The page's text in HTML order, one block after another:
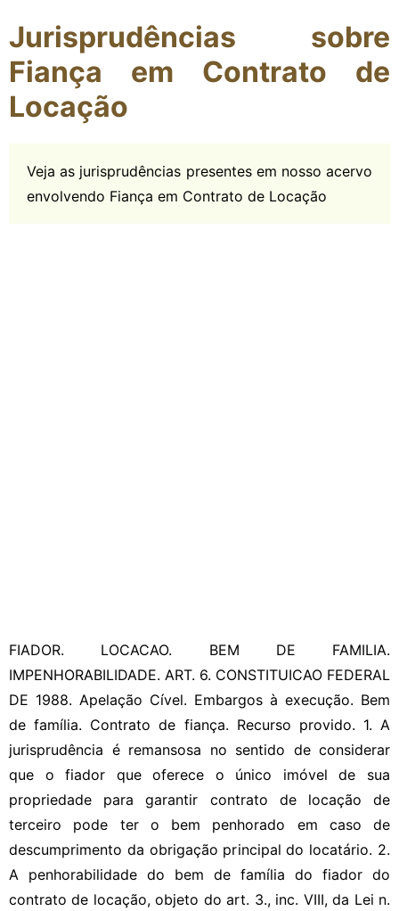
Jurisprudências sobre
Fiança em Contrato de
Locação
Veja as jurisprudências presentes em nosso acervo
envolvendo Fiança em Contrato de Locação
FIADOR. LOCACAO. BEM DE FAMILIA.
IMPENHORABILIDADE. ART. 6. CONSTITUICAO FEDERAL
DE 1988. Apelação Cível. Embargos à execução. Bem
de família. Contrato de fiança. Recurso provido. 1. A
jurisprudência é remansosa no sentido de considerar
que o fiador que oferece o único imóvel de sua
propriedade para garantir contrato de locação de
terceiro pode ter o bem penhorado em caso de
descumprimento da obrigação principal do locatário. 2.
A penhorabilidade do bem de família do fiador do
contrato de locação, objeto do art. 3., inc. VIII, da Lei n.